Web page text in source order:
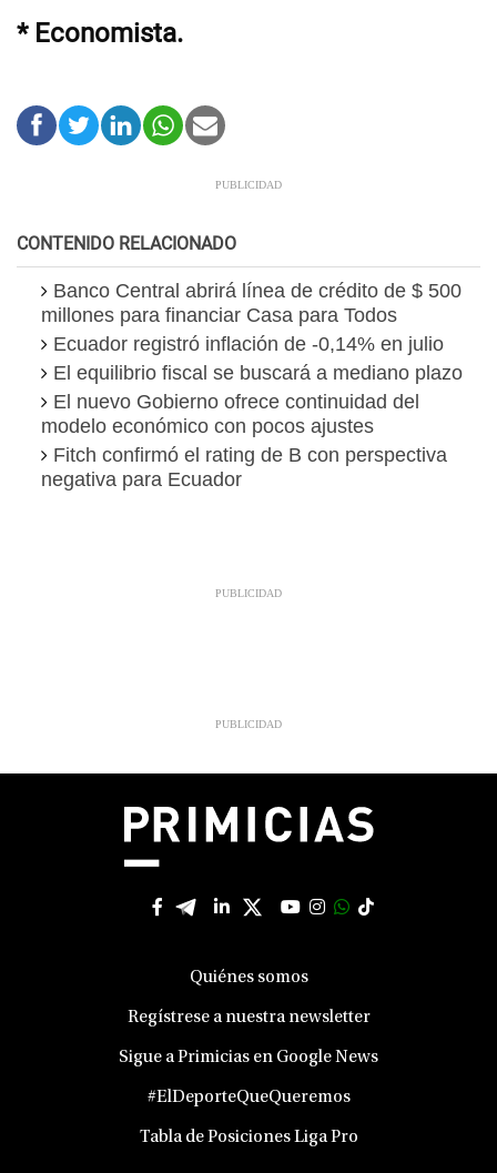
* Economista.
CONTENIDO RELACIONADO
Banco Central abrirá línea de crédito de $ 500
millones para financiar Casa para Todos
Ecuador registró inflación de -0,14% en julio
El equilibrio fiscal se buscará a mediano plazo
El nuevo Gobierno ofrece continuidad del
modelo económico con pocos ajustes
Fitch confirmó el rating de B con perspectiva
negativa para Ecuador
Quiénes somos
Regístrese a nuestra newsletter
Sigue a Primicias en Google News
#ElDeporteQueQueremos
Tabla de Posiciones Liga Pro